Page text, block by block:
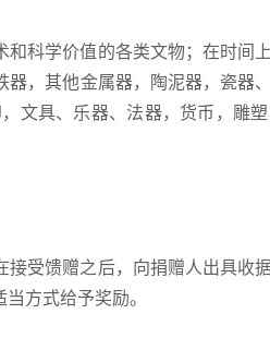
科学价值的各类文物；在时间
，其他金属器，陶泥器，瓷器
文具、乐器、法器，货币，雕
受馈赠之后，向捐赠人出具收
方式给予奖励。